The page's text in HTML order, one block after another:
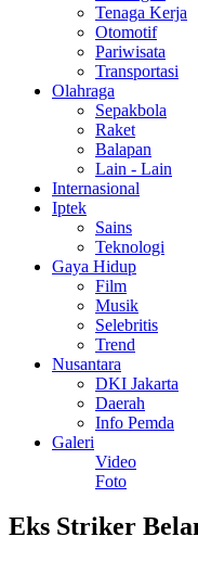
Tenaga Kerja
Otomotif
Pariwisata
Transportasi
Olahraga
Sepakbola
Raket
Balapan
Lain - Lain
Internasional
Iptek
Sains
Teknologi
Gaya Hidup
Film
Musik
Selebritis
Trend
Nusantara
DKI Jakarta
Daerah
Info Pemda
Galeri
Video
Foto
Eks Striker